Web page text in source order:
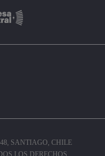
SANTIAGO, CHILE
LOS DERECHOS